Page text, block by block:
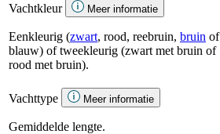
Vachtkleur
Meer informatie
Eenkleurig (zwart, rood, reebruin, bruin of
blauw) of tweekleurig (zwart met bruin of
rood met bruin).
Vachttype Meer informatie
Gemiddelde lengte.